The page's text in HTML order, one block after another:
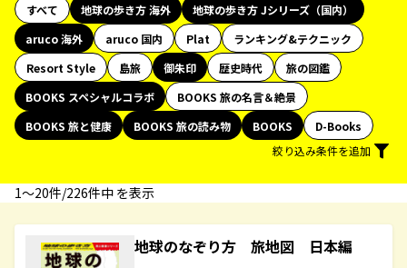
すべて 地球の歩き方 海外
地球の歩き方 Jシリーズ（国内）
aruco 海外
aruco 国内 Plat
ランキング&テクニック
Resort Style
島旅 御朱印 歴史時代
旅の図鑑
BOOKS スペシャルコラボ
BOOKS 旅の名言＆絶景
BOOKS 旅と健康
BOOKS 旅の読み物 BOOKS
D-Books
絞り込み条件を追加
1〜20件/226件中 を表示
地球のなぞり方 旅地図 日本編